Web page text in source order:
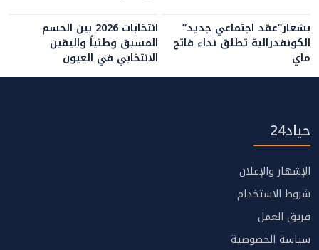
بشعار”عقد اجتماعي جديد”
الكونفدرالية تطلق نداء فاتح
ماي
انتخابات 2026 بين الحسم
المسبق وطنياً واليقين
الانتخابي في العيون
حياد24
الإشهار والإعلان
شروط الاستخدام
فريق العمل
سياسة الخصوصية